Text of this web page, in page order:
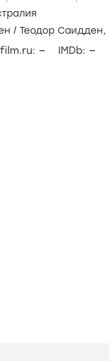
/ Теодор Саидден,
film.ru: – IMDb: –